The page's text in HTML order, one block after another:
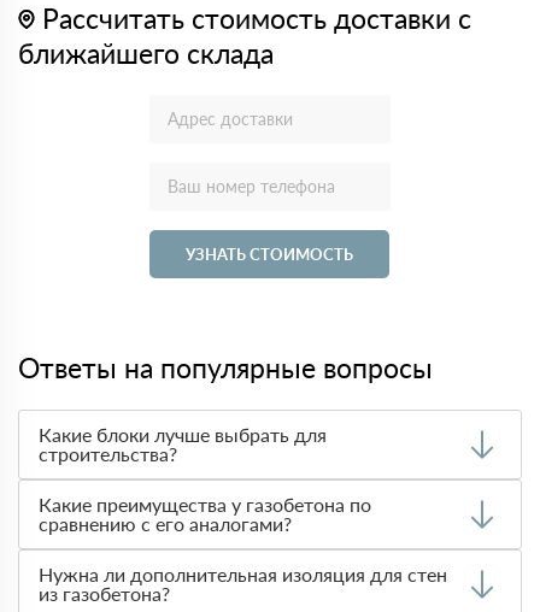
Рассчитать стоимость доставки с
ближайшего склада
УЗНАТЬ СТОИМОСТЬ
Ответы на популярные вопросы
Какие блоки лучше выбрать для
строительства?
теплоизоляции, прочности и стоимости. Чаще всего при
строительстве домов используют
благодаря
его легкости и теплотехническим характеристикам.
Арболитовые блокилучше использовать в регионах с
мягким климатом, так как они менее устойчивы к влаге.
Какие преимущества у газобетона по
сравнению с его аналогами?
теплоизоляционными свойствами по сравнению с
арболитом, пенобетоном и полистиролбетоном. В
Нужна ли дополнительная изоляция для стен
из газобетона?